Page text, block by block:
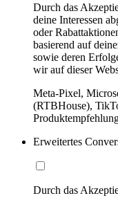
Durch das
deine Interessen
oder
basierend auf
sowie deren
wir auf dieser
Meta-Pixel,
(RTBHouse),
Erweitertes
Durch das